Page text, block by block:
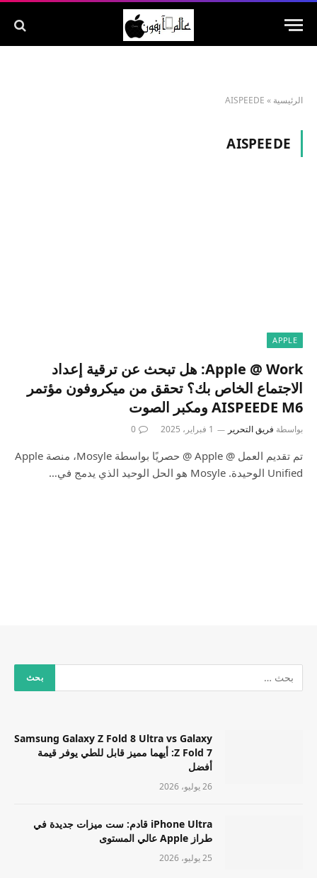
الرئيسية »
AISPEEDE
AISPEEDE
APPLE
Apple @ Work: هل تبحث عن ترقية إعداد
الاجتماع الخاص بك؟ تحقق من ميكروفون مؤتمر
AISPEEDE M6 ومكبر الصوت
بواسطة فريق التحرير 1 فبراير، 2025 0
تم تقديم العمل @ Apple @ حصريًا بواسطة Mosyle، منصة Apple
Unified الوحيدة. Mosyle هو الحل الوحيد الذي يدمج في…
Samsung Galaxy Z Fold 8 Ultra vs Galaxy
Z Fold 7: أيهما مميز قابل للطي يوفر قيمة
أفضل
26 يوليو، 2026
iPhone Ultra قادم: ست ميزات جديدة في
طراز Apple عالي المستوى
25 يوليو، 2026